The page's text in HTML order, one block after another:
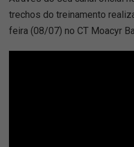
trechos do treinamento
feira (08/07) no CT Moacyr